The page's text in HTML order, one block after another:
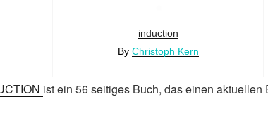
induction
By Christoph Kern
ist ein 56 seitiges Buch, das einen aktuellen